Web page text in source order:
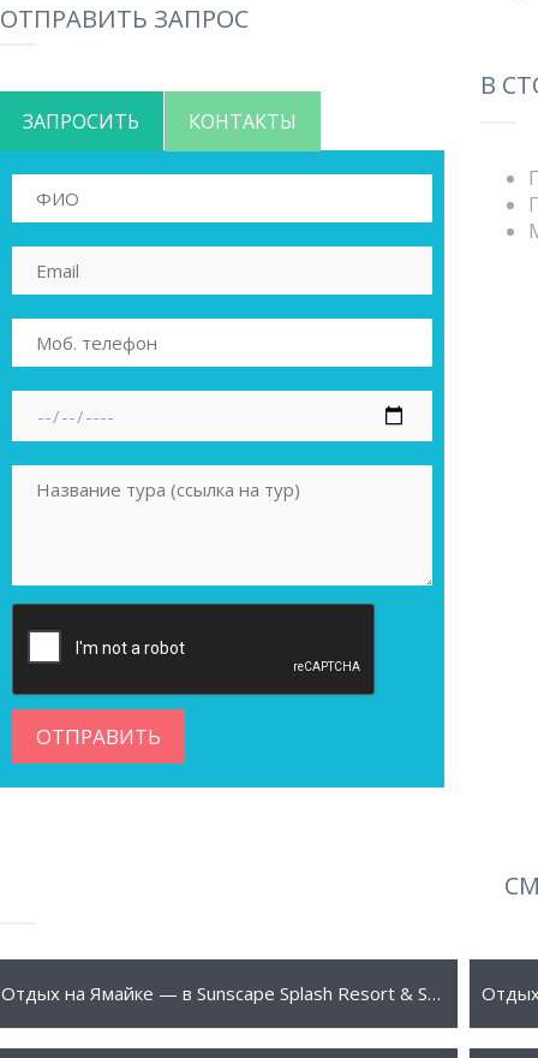
ОТПРАВИТЬ ЗАПРОС
ЗАПРОСИТЬ КОНТАКТЫ
В
659 $ ПОДРОБНЕЕ Отдых на Ямайке — в Sunscape Splash Resort & Spa Montego Bay 4* 790